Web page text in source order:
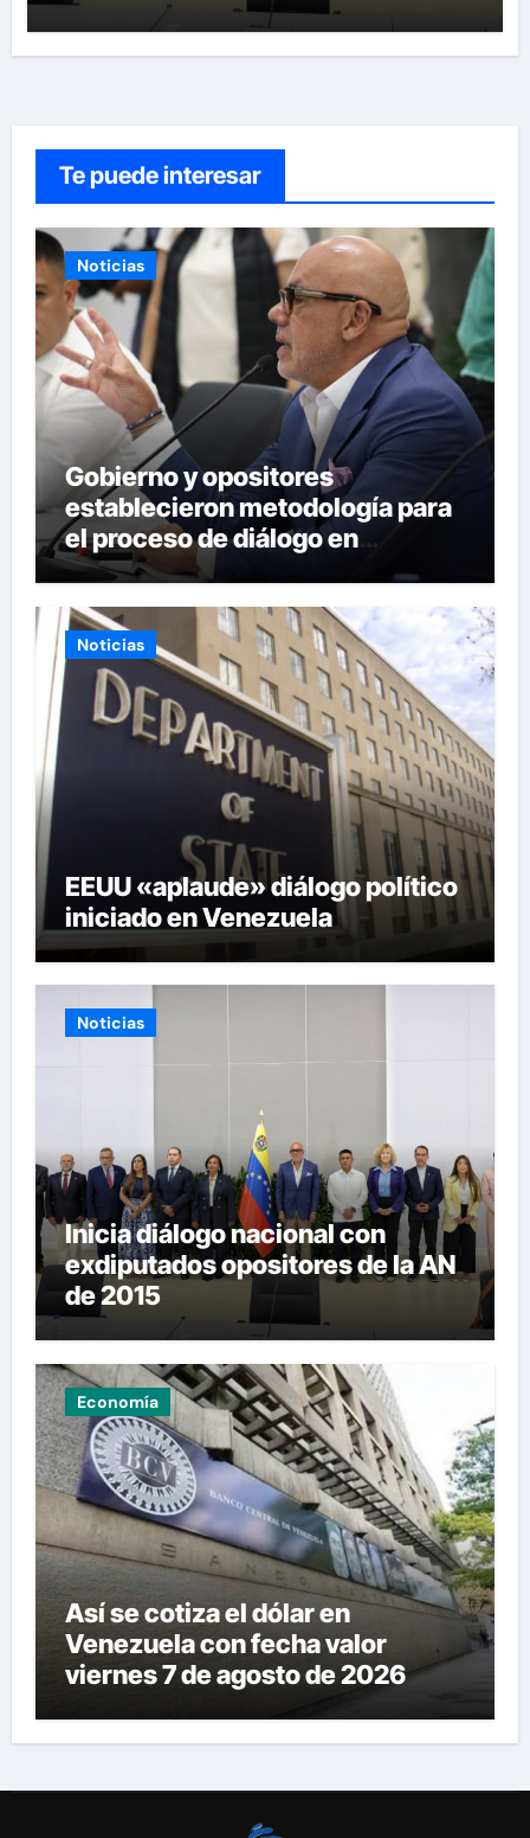
Te puede interesar
Noticias
Gobierno y opositores
establecieron metodología para
el proceso de diálogo en
Venezuela
Noticias
EEUU «aplaude» diálogo político
iniciado en Venezuela
Noticias
Inicia diálogo nacional con
exdiputados opositores de la AN
de 2015
Economía
Así se cotiza el dólar en
Venezuela con fecha valor
viernes 7 de agosto de 2026